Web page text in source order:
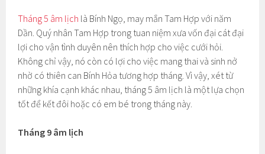
Tháng 5 âm lịch là Bính Ngọ, may mắn Tam Hợp với năm
Dần. Quý nhân Tam Hợp trong tuan niệm xưa vốn đại cát đại
lợi cho vận tình duyên nên thích hợp cho việc cưới hỏi.
Không chỉ vậy, nó còn có lợi cho việc mang thai và sinh nở
nhờ có thiên can Bính Hỏa tương hợp tháng. Vì vậy, xét từ
những khía cạnh khác nhau, tháng 5 âm lịch là một lựa chọn
tốt để kết đôi hoặc có em bé trong tháng này.
Tháng 9 âm lịch